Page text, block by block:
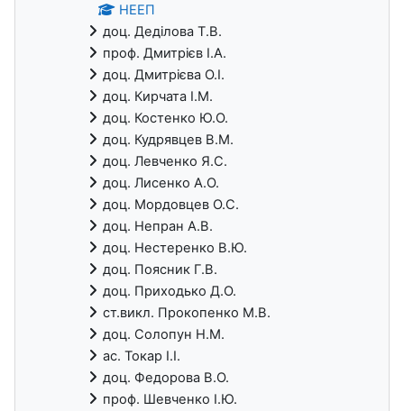
НЕЕП
доц. Деділова Т.В.
проф. Дмитрієв І.А.
доц. Дмитрієва О.І.
доц. Кирчата І.М.
доц. Костенко Ю.О.
доц. Кудрявцев В.М.
доц. Левченко Я.С.
доц. Лисенко А.О.
доц. Мордовцев О.С.
доц. Непран А.В.
доц. Нестеренко В.Ю.
доц. Поясник Г.В.
доц. Приходько Д.О.
ст.викл. Прокопенко М.В.
доц. Солопун Н.М.
ас. Токар І.І.
доц. Федорова В.О.
проф. Шевченко І.Ю.